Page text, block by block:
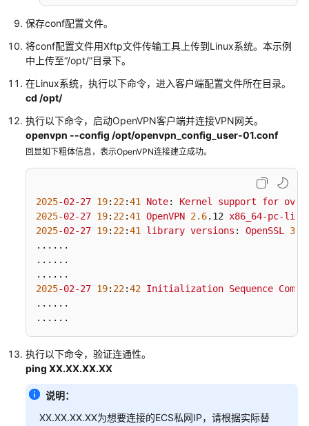
客
户
端
日
志
示
“Connection
failed
to
within
given
time”
客
户
端
日
志
显
示
“Cannot
load
CA
certificate
保存conf配置文件。
将conf配置文件用Xftp文件传输工具上传到Linux系统。本示例
中上传至“/opt/”目录下。
在Linux系统，执行以下命令，进入客户端配置文件所在目录。
cd /opt/
执行以下命令，启动OpenVPN客户端并连接VPN网关。
openvpn --config /opt/openvpn_config_user-01.conf
回显如下粗体信息，表示OpenVPN连接建立成功。
2025-02-27 19: 22:41 Note: Kernel support for
2025-02-27 19: 22:41 OpenVPN 2.6.12
x86_64-pc-
2025-02-27 19: 22:41 library versions : OpenSSL 3.3
......
......
2025-02-27 19: 22:42 Initialization Sequence
......
......
执行以下命令，验证连通性。
ping XX.XX.XX.XX
说明：
XX.XX.XX.XX为想要连接的ECS私网IP，请根据实际替